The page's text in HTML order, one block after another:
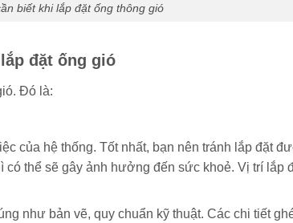
biết khi lắp đặt ống thông gió
đặt ống gió
Đó là:
của hệ thống. Tốt nhất, bạn nên tránh lắp đặt
thể sẽ gây ảnh hưởng đến sức khoẻ. Vị trí lắp
như bản vẽ, quy chuẩn kỹ thuật. Các chi tiết